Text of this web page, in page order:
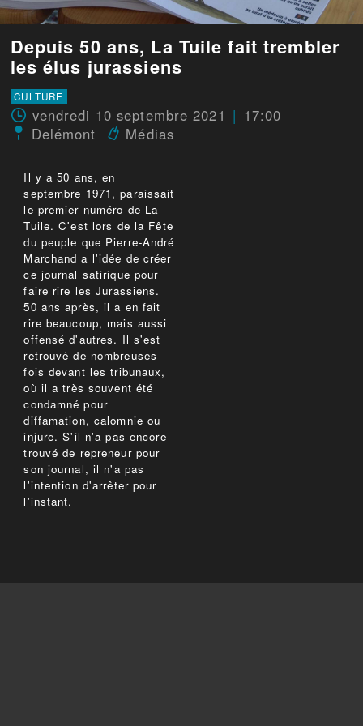
Depuis 50 ans, La Tuile fait trembler
les élus jurassiens
CULTURE
vendredi 10 septembre 2021
17:00
Delémont
Médias
Il y a 50 ans, en
septembre 1971, paraissait
le premier numéro de La
Tuile. C'est lors de la Fête
du peuple que Pierre-André
Marchand a l'idée de créer
ce journal satirique pour
faire rire les Jurassiens.
50 ans après, il a en fait
rire beaucoup, mais aussi
offensé d'autres. Il s'est
retrouvé de nombreuses
fois devant les tribunaux,
où il a très souvent été
condamné pour
diffamation, calomnie ou
injure. S'il n'a pas encore
trouvé de repreneur pour
son journal, il n'a pas
l'intention d'arrêter pour
l'instant.